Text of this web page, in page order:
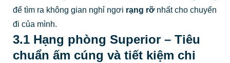
để tìm ra không gian nghỉ ngơi rạng rỡnhất cho chuyến
đi của mình.
3.1 Hạng phòng Superior – Tiêu
chuẩn ấm cúng và tiết kiệm chi